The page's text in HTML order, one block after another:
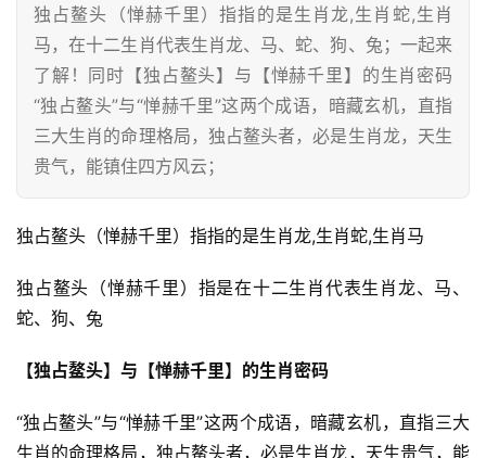
独占鳌头（惮赫千里）指指的是生肖龙,生肖蛇,生肖
马，在十二生肖代表生肖龙、马、蛇、狗、兔；一起来
了解！同时【独占鳌头】与【惮赫千里】的生肖密码
“独占鳌头”与“惮赫千里”这两个成语，暗藏玄机，直指
三大生肖的命理格局，独占鳌头者，必是生肖龙，天生
贵气，能镇住四方风云；
独占鳌头（惮赫千里）指指的是生肖龙,生肖蛇,生肖马
独占鳌头（惮赫千里）指是在十二生肖代表生肖龙、马、
蛇、狗、兔
【独占鳌头】与【惮赫千里】的生肖密码
“独占鳌头”与“惮赫千里”这两个成语，暗藏玄机，直指三大
生肖的命理格局，独占鳌头者，必是生肖龙，天生贵气，能